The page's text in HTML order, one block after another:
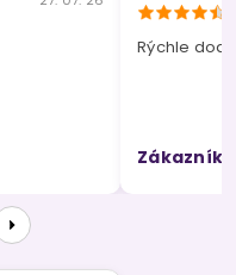
Rýchle
Zákazník